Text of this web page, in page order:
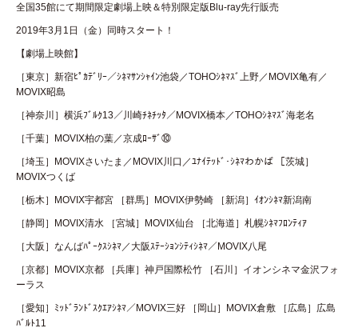
全国35館にて期間限定劇場上映＆特別限定版Blu-ray先行販売
2019年3月1日（金）同時スタート！
【劇場上映館】
［東京］新宿ﾋﾟｶﾃﾞﾘｰ／ｼﾈﾏｻﾝｼｬｲﾝ池袋／TOHOｼﾈﾏｽﾞ上野／MOVIX亀有／
MOVIX昭島
［神奈川］横浜ﾌﾞﾙｸ13／川崎ﾁﾈﾁｯﾀ／MOVIX橋本／TOHOｼﾈﾏｽﾞ海老名
［千葉］MOVIX柏の葉／京成ﾛｰｻﾞ⑩
［埼玉］MOVIXさいたま／MOVIX川口／ﾕﾅｲﾃｯﾄﾞ･ｼﾈﾏわかば ［茨城］
MOVIXつくば
［栃木］MOVIX宇都宮 ［群馬］MOVIX伊勢崎 ［新潟］ｲｵﾝｼﾈﾏ新潟南
［静岡］MOVIX清水 ［宮城］MOVIX仙台 ［北海道］札幌ｼﾈﾏﾌﾛﾝﾃｨｱ
［大阪］なんばﾊﾟｰｸｽｼﾈﾏ／大阪ｽﾃｰｼｮﾝｼﾃｨｼﾈﾏ／MOVIX八尾
［京都］MOVIX京都 ［兵庫］神戸国際松竹 ［石川］イオンシネマ金沢フォ
ーラス
［愛知］ﾐｯﾄﾞﾗﾝﾄﾞｽｸｴｱｼﾈﾏ／MOVIX三好 ［岡山］MOVIX倉敷 ［広島］広島
ﾊﾞﾙﾄ11